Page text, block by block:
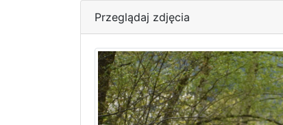
Przeglądaj zdjęcia